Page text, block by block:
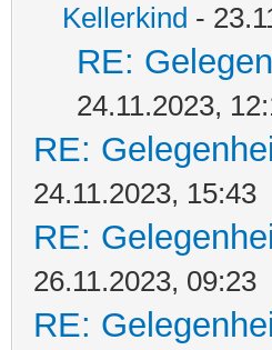
Kellerkind -
RE:
24.11.2023,
RE:
24.11.2023, 15:43
RE:
26.11.2023, 09:23
RE: